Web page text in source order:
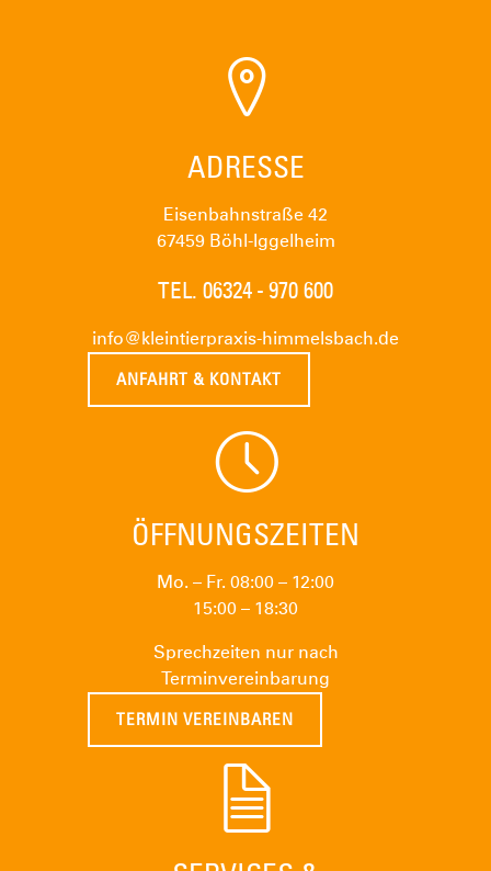
ADRESSE
Eisenbahnstraße 42
67459 Böhl-Iggelheim
TEL. 06324 - 970 600
info@kleintierpraxis-himmelsbach.de
ANFAHRT & KONTAKT
ÖFFNUNGSZEITEN
Mo. – Fr. 08:00 – 12:00
15:00 – 18:30
Sprechzeiten nur nach
Terminvereinbarung
TERMIN VEREINBAREN